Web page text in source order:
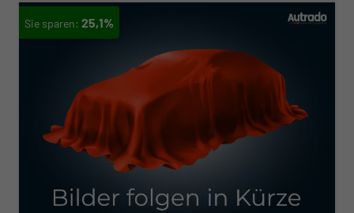
25,1%